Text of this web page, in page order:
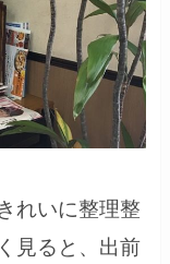
れいに整理整
見ると、出前